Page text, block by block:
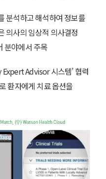
분석하고 해석하여 정보를
의사의 임상적 의사결정
분야에서 주목
Advisor 시스템’ 협력
환자에게 치료 옵션을